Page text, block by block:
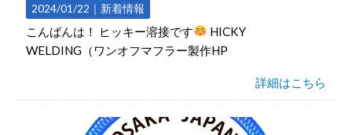
2024/01/22｜ 新着情報
こんばんは！ ヒッキー溶接です
HICKY
WELDING（ワンオフマフラー製作HP
詳細はこちら